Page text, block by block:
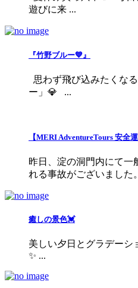
遊びに来 ...
『竹野ブルー💙』
思わず飛び込みたくな
ー」💎 ...
【MERI AdventureTours 安全
昨日、淀の洞門内にて一
れる事故がございました
癒しの景色💓
美しい夕日とグラデー
✨ ...